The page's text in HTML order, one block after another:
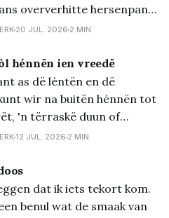
oververhitte hersenpan
woorden in bestaande,
tussen Engeland en
te kijken in het gezelschap
van zatte Jean-Luc. Oververhit zijn
20 JUL. 2026 2 MIN
hénnën ien vreedë
as dë lèntën en dë
wir na buitën hénnën tot
'n tërraskë duun of
öwën hof wérrë'ën, dë
ien dë dreujëgkas moet
12 JUL. 2026 2 MIN
dat ik iets tekort kom.
benul wat de smaak van